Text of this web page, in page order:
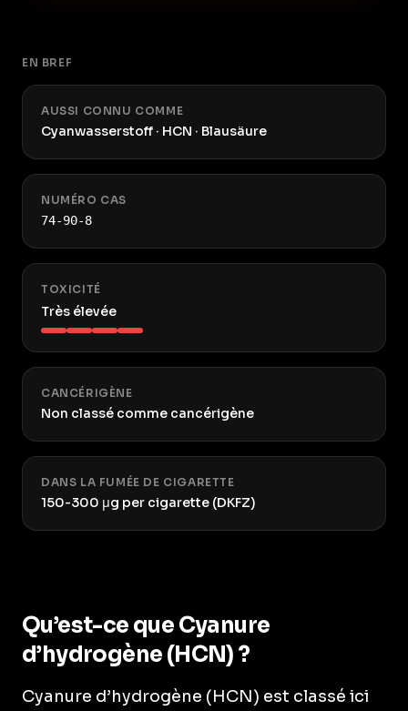
EN BREF
AUSSI CONNU COMME
Cyanwasserstoff · HCN · Blausäure
NUMÉRO CAS
74-90-8
TOXICITÉ
Très élevée
CANCÉRIGÈNE
Non classé comme cancérigène
DANS LA FUMÉE DE CIGARETTE
150-300 μg per cigarette (DKFZ)
Qu’est-ce que Cyanure
d’hydrogène (HCN) ?
Cyanure d’hydrogène (HCN) est classé ici